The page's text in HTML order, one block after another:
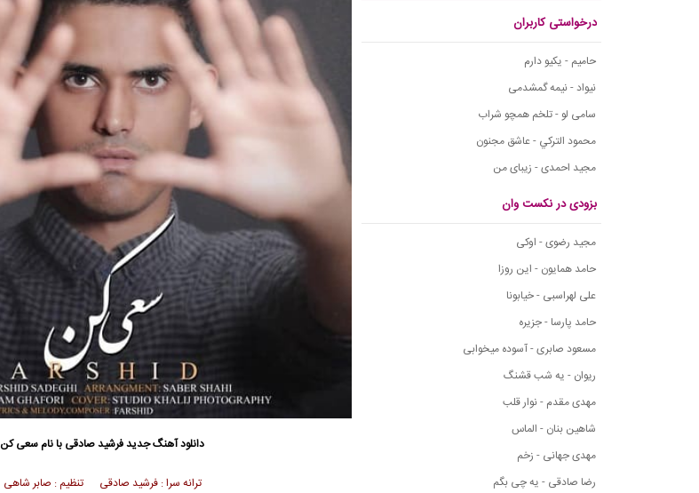
درخواستی کاربران
حامیم - یکیو دارم
نیواد - نیمه گمشدمی
سامی لو - تلخم همچو شراب
محمود التركي - عاشق مجنون
مجید احمدی - زیبای من
بزودی در نکست وان
مجید رضوی - اوکی
حامد همایون - این روزا
علی لهراسبی - خیابونا
حامد پارسا - جزیره
مسعود صابری - آسوده میخوابی
ریوان - یه شب قشنگ
مهدی مقدم - نوار قلب
شاهین بنان - الماس
مهدی جهانی - زخم
رضا صادقی - یه چی بگم
دانلود آهنگ جدیدفرشید صادقی با نام سعی کن
ترانه سرا : فرشید صادقی تنظیم : صابر شاهی